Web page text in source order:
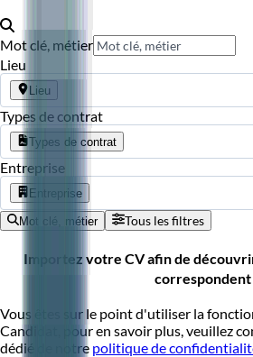
Mot clé, métier
Lieu
Lieu
Types de contrat
Types de contrat
Entreprise
Entreprise
Mot clé, métier Tous les filtres
Importez votre CV afin de
correspondent
Vous êtes sur le point d'utiliser la
Candidat, pour en savoir plus, veuillez
dédié de notre politique de